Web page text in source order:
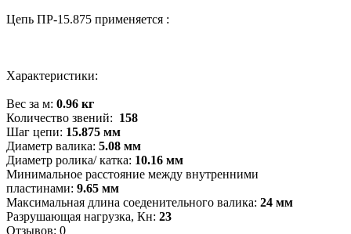
Цепь ПР-15.875 применяется :
Характеристики:
Вес за м: 0.96 кг
Количество звений: 158
Шаг цепи: 15.875 мм
Диаметр валика: 5.08 мм
Диаметр ролика/ катка: 10.16 мм
Минимальное расстояние между внутренними
пластинами: 9.65 мм
Максимальная длина соеденительного валика: 24 мм
Разрушающая нагрузка, Кн: 23
Отзывов: 0